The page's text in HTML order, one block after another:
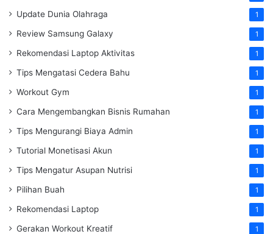
Update Dunia Olahraga 1
Review Samsung Galaxy 1
Rekomendasi Laptop Aktivitas 1
Tips Mengatasi Cedera Bahu 1
Workout Gym 1
Cara Mengembangkan Bisnis Rumahan 1
Tips Mengurangi Biaya Admin 1
Tutorial Monetisasi Akun 1
Tips Mengatur Asupan Nutrisi 1
Pilihan Buah 1
Rekomendasi Laptop 1
Gerakan Workout Kreatif 1